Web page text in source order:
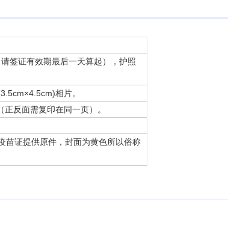
签证有效期最后一天算起），护照
相片。
反面需复印在同一页）。
苗证提供原件，封面为黄色所以俗称